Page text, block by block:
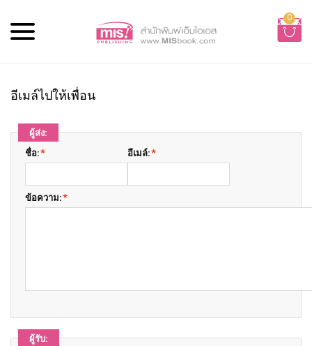
0
อีเมล์ไปให้เพื่อน
ผู้ส่ง:
*
ชื่อ: *
อีเมล์:
*
ข้อความ:
ผู้รับ: